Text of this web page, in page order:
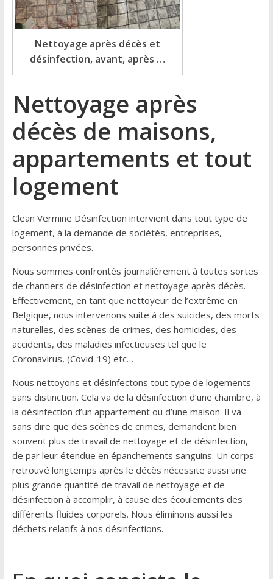
Nettoyage après décès et
désinfection, avant, après …
Nettoyage après
décès de maisons,
appartements et tout
logement
Clean Vermine Désinfection intervient dans tout type de
logement, à la demande de sociétés, entreprises,
personnes privées.
Nous sommes confrontés journalièrement à toutes sortes
de chantiers de désinfection et nettoyage après décès.
Effectivement, en tant que nettoyeur de l’extrême en
Belgique, nous intervenons suite à des suicides, des morts
naturelles, des scènes de crimes, des homicides, des
accidents, des maladies infectieuses tel que le
Coronavirus, (Covid-19) etc…
Nous nettoyons et désinfectons tout type de logements
sans distinction. Cela va de la désinfection d’une chambre, à
la désinfection d’un appartement ou d’une maison. Il va
sans dire que des scènes de crimes, demandent bien
souvent plus de travail de nettoyage et de désinfection,
de par leur étendue en épanchements sanguins. Un corps
retrouvé longtemps après le décès nécessite aussi une
plus grande quantité de travail de nettoyage et de
désinfection à accomplir, à cause des écoulements des
différents fluides corporels. Nous éliminons aussi les
déchets relatifs à nos désinfections.